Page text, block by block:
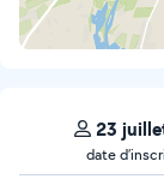
23
date